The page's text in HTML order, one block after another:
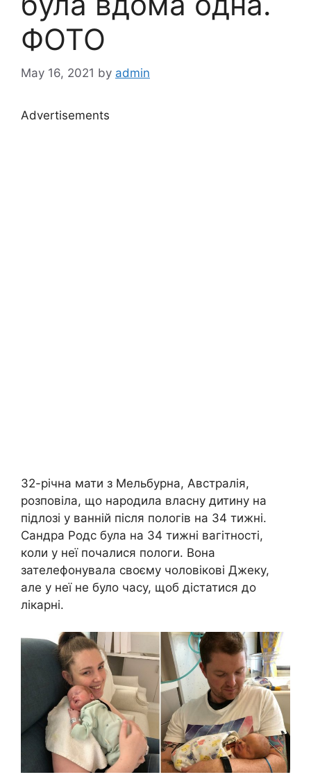
ФОТО
May 16, 2021 by admin
Advertisements
32-річна мати з Мельбурна, Австралія,
розповіла, що народила власну дитину на
підлозі у ванній після пологів на 34 тижні.
Сандра Родс була на 34 тижні вагітності,
коли у неї почалися пологи. Вона
зателефонувала своєму чоловікові Джеку,
але у неї не було часу, щоб дістатися до
лікарні.